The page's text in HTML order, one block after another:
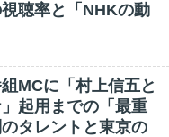
聴率と「NHKの動
MCに「村上信五と
起用までの「最重
タレントと東京の